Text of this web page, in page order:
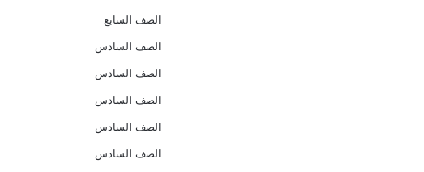
الصف السابع
الصف السادس
الصف السادس
الصف السادس
الصف السادس
الصف السادس